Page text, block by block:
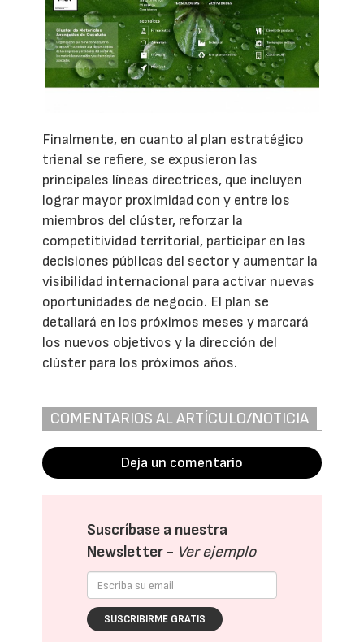
Finalmente, en cuanto al plan estratégico
trienal se refiere, se expusieron las
principales líneas directrices, que incluyen
lograr mayor proximidad con y entre los
miembros del clúster, reforzar la
competitividad territorial, participar en las
decisiones públicas del sector y aumentar la
visibilidad internacional para activar nuevas
oportunidades de negocio. El plan se
detallará en los próximos meses y marcará
los nuevos objetivos y la dirección del
clúster para los próximos años.
COMENTARIOS AL ARTÍCULO/NOTICIA
Deja un comentario
Suscríbase a nuestra
Newsletter - Ver ejemplo
SUSCRIBIRME GRATIS